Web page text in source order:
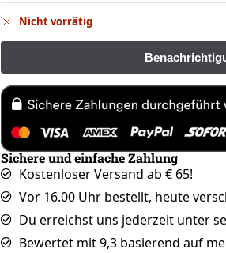
Nicht vorrätig
Sichere und einfache Zahlung
Kostenloser Versand ab € 65!
Vor 16.00 Uhr bestellt, heute
Du erreichst uns jederzeit unter
Bewertet mit 9,3 basierend auf